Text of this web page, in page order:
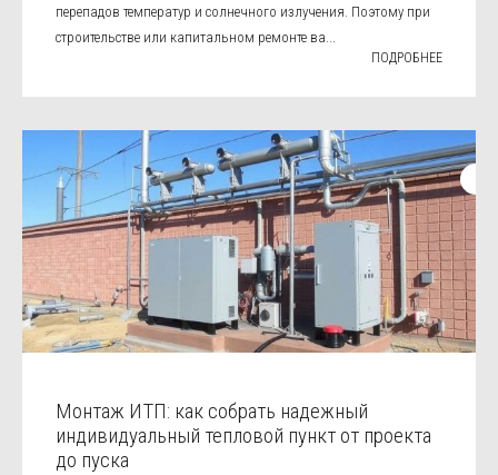
перепадов температур и солнечного излучения. Поэтому при
строительстве или капитальном ремонте ва...
ПОДРОБНЕЕ
Монтаж ИТП: как собрать надежный
индивидуальный тепловой пункт от проекта
до пуска